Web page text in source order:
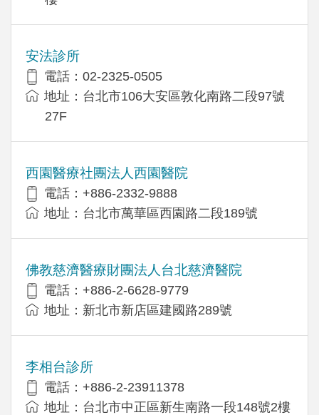
安法診所
電話：02-2325-0505
地址：台北市106大安區敦化南路二段97號
27F
西園醫療社團法人西園醫院
電話：+886-2332-9888
地址：台北市萬華區西園路二段189號
佛教慈濟醫療財團法人台北慈濟醫院
電話：+886-2-6628-9779
地址：新北市新店區建國路289號
李相台診所
電話：+886-2-23911378
地址：台北市中正區新生南路一段148號2樓